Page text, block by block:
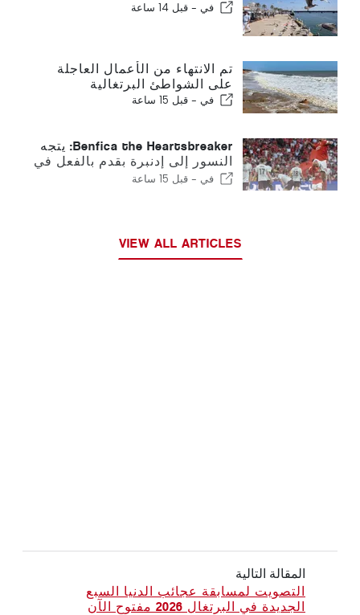
في - قبل 14 ساعة
تم الانتهاء من الأعمال العاجلة
على الشواطئ البرتغالية
في - قبل 15 ساعة
Benfica the Heartsbreaker: يتجه
النسور إلى إدنبرة بقدم بالفعل في
المرحلة التالية
في - قبل 15 ساعة
VIEW ALL ARTICLES
المقالة التالية
التصويت لمسابقة عجائب الدنيا السبع
الجديدة في البرتغال 2026 مفتوح الآن